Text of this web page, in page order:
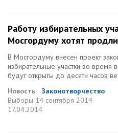
Работу избирательных
Мосгордуму хотят
В Мосгордуму внесен проект
избирательные участки во время
будут открыты до десяти часов
Новость
Законотворчество
Выборы 14 сентября 2014
17.04.2014